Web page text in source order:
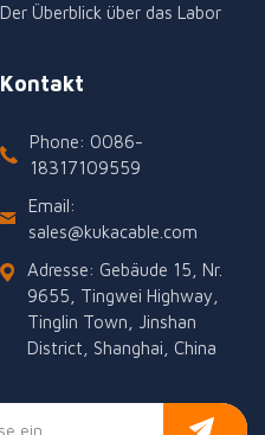
Der Überblick über das Labor
Kontakt
Phone: 0086-
18317109559
Email:
sales@kukacable.com
Adresse: Gebäude 15, Nr.
9655, Tingwei Highway,
Tinglin Town, Jinshan
District, Shanghai, China